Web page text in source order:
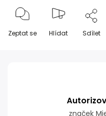
Zeptat se Hlídat Sdílet
značek